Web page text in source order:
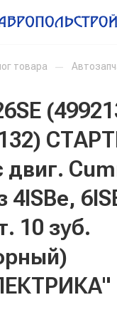
товара —
10 зуб.